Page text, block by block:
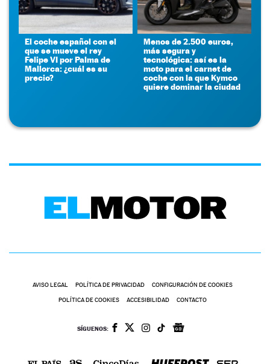
El coche español con el
que se mueve el rey
Felipe VI por Palma de
Mallorca: ¿cuál es su
precio?
Menos de 2.500 euros,
más segura y
tecnológica: así es la
moto para el carnet de
coche con la que Kymco
quiere dominar la ciudad
AVISO LEGAL POLÍTICA DE PRIVACIDAD CONFIGURACIÓN DE COOKIES
POLÍTICA DE COOKIES ACCESIBILIDAD CONTACTO
SÍGUENOS: